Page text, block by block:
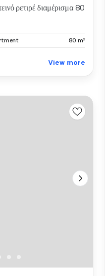
ρετιρέ διαμέρισμα 80
80 m²
View more